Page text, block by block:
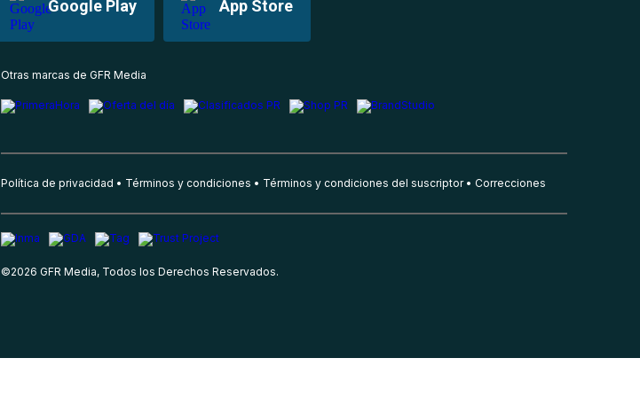
Google Play App Store
Otras marcas de GFR Media
Política de privacidad Términos y condiciones Términos y condiciones del suscriptor Correcciones
©2026 GFR Media, Todos los Derechos Reservados.